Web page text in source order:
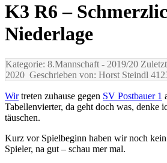
K3 R6 –
Niederlage
Kategorie: 8.Mannschaft - 2019/20
2020 Geschrieben von: Horst Steindl
Wirtreten zuhause gegen SV Postbauer 1
Tabellenvierter, da geht doch was, denke
täuschen.
Kurz vor Spielbeginn haben wir noch
Spieler, na gut – schau mer mal.